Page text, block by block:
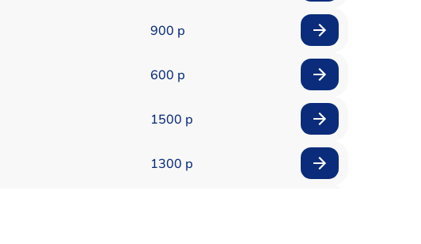
900 р
600 р
1500 р
1300 р